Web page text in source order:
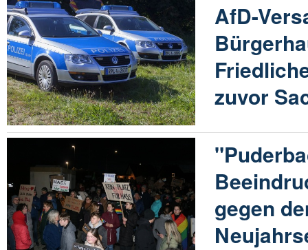
AfD-
zuvor
gegen